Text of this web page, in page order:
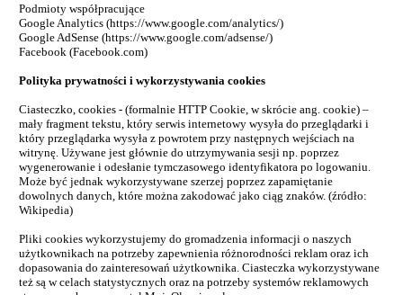
Podmioty współpracujące
Google Analytics (https://www.google.com/analytics/)
Google AdSense (https://www.google.com/adsense/)
Facebook (Facebook.com)
Polityka prywatności i wykorzystywania cookies
Ciasteczko, cookies - (formalnie HTTP Cookie, w skrócie ang. cookie) –
mały fragment tekstu, który serwis internetowy wysyła do przeglądarki i
który przeglądarka wysyła z powrotem przy następnych wejściach na
witrynę. Używane jest głównie do utrzymywania sesji np. poprzez
wygenerowanie i odesłanie tymczasowego identyfikatora po logowaniu.
Może być jednak wykorzystywane szerzej poprzez zapamiętanie
dowolnych danych, które można zakodować jako ciąg znaków. (źródło:
Wikipedia)
Pliki cookies wykorzystujemy do gromadzenia informacji o naszych
użytkownikach na potrzeby zapewnienia różnorodności reklam oraz ich
dopasowania do zainteresowań użytkownika. Ciasteczka wykorzystywane
też są w celach statystycznych oraz na potrzeby systemów reklamowych